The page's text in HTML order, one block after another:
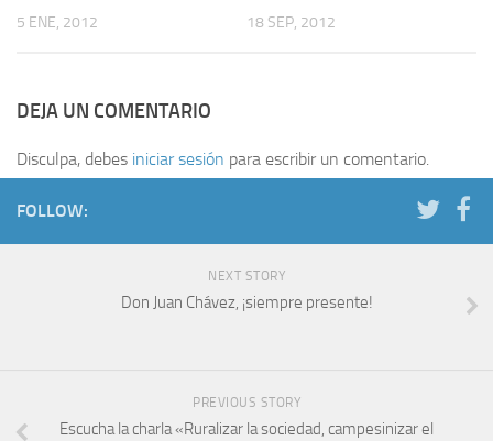
5 ENE, 2012 18 SEP, 2012
DEJA UN COMENTARIO
Disculpa, debes iniciar sesión para escribir un comentario.
FOLLOW:
NEXT STORY
Don Juan Chávez, ¡siempre presente!
PREVIOUS STORY
Escucha la charla «Ruralizar la sociedad, campesinizar el